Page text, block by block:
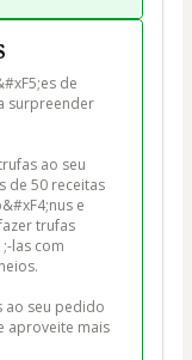
de
surpreender
ao seu
de 50 receitas
e
trufas
las com
ao seu pedido
aproveite mais